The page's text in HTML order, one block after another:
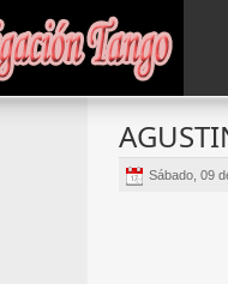
Sábado, 09